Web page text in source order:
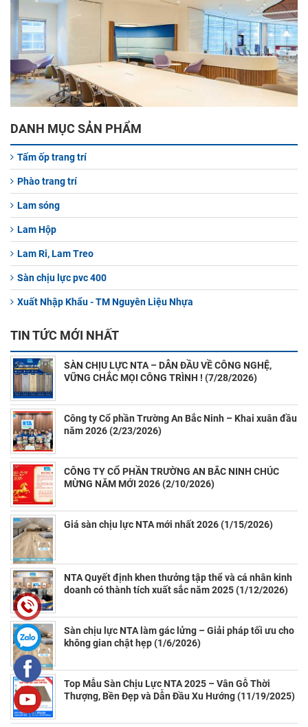
DANH MỤC SẢN PHẨM
Tấm ốp trang trí
Phào trang trí
Lam sóng
Lam Hộp
Lam Ri, Lam Treo
Sàn chịu lực pvc 400
Xuất Nhập Khẩu - TM Nguyên Liệu Nhựa
TIN TỨC MỚI NHẤT
SÀN CHỊU LỰC NTA – DẪN ĐẦU VỀ CÔNG NGHỆ,
VỮNG CHẮC MỌI CÔNG TRÌNH ! (7/28/2026)
Công ty Cổ phần Trường An Bắc Ninh – Khai xuân đầu
năm 2026 (2/23/2026)
CÔNG TY CỔ PHẦN TRƯỜNG AN BẮC NINH CHÚC
MỪNG NĂM MỚI 2026 (2/10/2026)
Giá sàn chịu lực NTA mới nhất 2026 (1/15/2026)
NTA Quyết định khen thưởng tập thể và cá nhân kinh
doanh có thành tích xuất sắc năm 2025 (1/12/2026)
Sàn chịu lực NTA làm gác lửng – Giải pháp tối ưu cho
không gian chật hẹp (1/6/2026)
Top Mẫu Sàn Chịu Lực NTA 2025 – Vân Gỗ Thời
Thượng, Bền Đẹp và Dẫn Đầu Xu Hướng (11/19/2025)